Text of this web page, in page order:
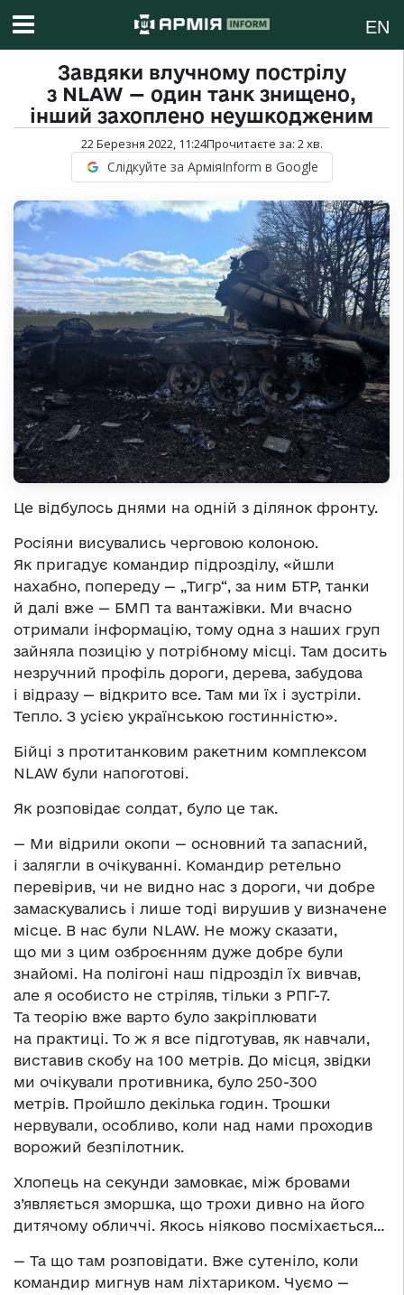
EN
Завдяки влучному пострілу
з NLAW — один танк знищено,
інший захоплено неушкодженим
22 Березня 2022, 11:24Прочитаєте за: 2хв.
Слідкуйте за АрміяInform в Google
Це відбулось днями на одній з ділянок фронту.
Росіяни висувались черговою колоною.
Як пригадує командир підрозділу, «йшли
нахабно, попереду — „Тигр“, за ним БТР, танки
й далі вже — БМП та вантажівки. Ми вчасно
отримали інформацію, тому одна з наших груп
зайняла позицію у потрібному місці. Там досить
незручний профіль дороги, дерева, забудова
і відразу — відкрито все. Там ми їх і зустріли.
Тепло. З усією українською гостинністю».
Бійці з протитанковим ракетним комплексом
NLAW були напоготові.
Як розповідає солдат, було це так.
— Ми відрили окопи — основний та запасний,
і залягли в очікуванні. Командир ретельно
перевірив, чи не видно нас з дороги, чи добре
замаскувались і лише тоді вирушив у визначене
місце. В нас були NLAW. Не можу сказати,
що ми з цим озброєнням дуже добре були
знайомі. На полігоні наш підрозділ їх вивчав,
але я особисто не стріляв, тільки з РПГ-7.
Та теорію вже варто було закріплювати
на практиці. То ж я все підготував, як навчали,
виставив скобу на 100 метрів. До місця, звідки
ми очікували противника, було 250-300
метрів. Пройшло декілька годин. Трошки
нервували, особливо, коли над нами проходив
ворожий безпілотник.
Хлопець на секунди замовкає, між бровами
з’являється зморшка, що трохи дивно на його
дитячому обличчі. Якось ніяково посміхається…
— Та що там розповідати. Вже сутеніло, коли
командир мигнув нам ліхтариком. Чуємо —